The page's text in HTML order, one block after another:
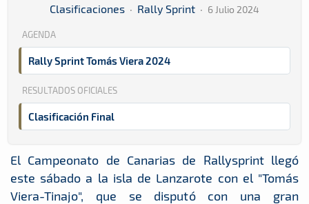
Clasificaciones · Rally Sprint · 6 Julio 2024
AGENDA
Rally Sprint Tomás Viera 2024
RESULTADOS OFICIALES
Clasificación Final
El Campeonato de Canarias de Rallysprint llegó
este sábado a la isla de Lanzarote con el "Tomás
Viera-Tinajo", que se disputó con una gran